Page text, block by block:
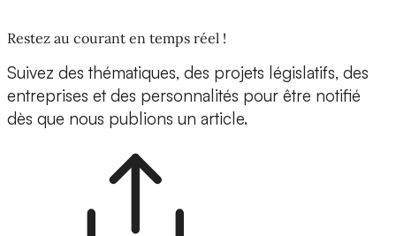
Restez au courant en temps réel !
Suivez des thématiques, des projets législatifs, des
entreprises et des personnalités pour être notifié
dès que nous publions un article.